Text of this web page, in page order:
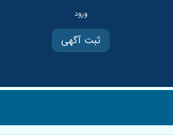
ثبت آگهی